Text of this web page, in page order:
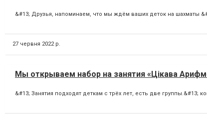
&#13; Друзья, напоминаем, что мы ждём ваших деток на шахматы
27 червня 2022 р.
Мы открываем набор на занятия «Цікава
&#13; Занятия подходят деткам с трёх лет, есть две группы.&#13;